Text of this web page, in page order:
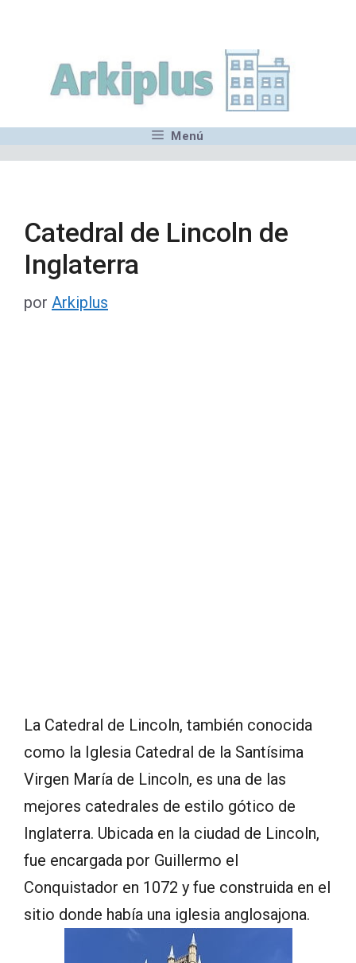
contenido
Menú
Catedral de Lincoln de
Inglaterra
por Arkiplus
La Catedral de Lincoln, también conocida
como la Iglesia Catedral de la Santísima
Virgen María de Lincoln, es una de las
mejores catedrales de estilo gótico de
Inglaterra. Ubicada en la ciudad de Lincoln,
fue encargada por Guillermo el
Conquistador en 1072 y fue construida en el
sitio donde había una iglesia anglosajona.